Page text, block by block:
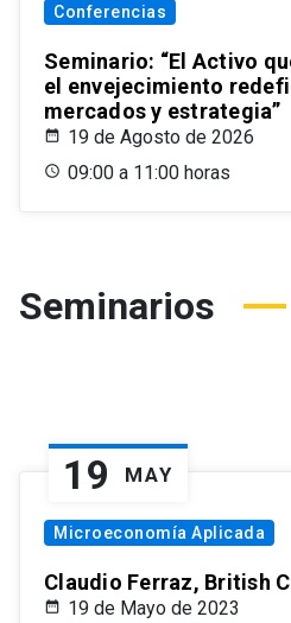
Conferencias
Seminario: “El Activo
el envejecimiento
mercados y estrategia”
19 de Agosto de 2026
09:00 a 11:00 horas
Seminarios
19 MAY
Microeconomía Aplicada
Claudio Ferraz, British
19 de Mayo de 2023